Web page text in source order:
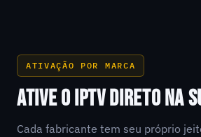
ATIVAÇÃO POR MARCA
ATIVE O IPTV DIRETO NA
Cada fabricante tem seu próprio